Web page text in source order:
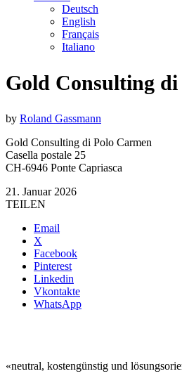
Deutsch
English
Français
Italiano
Gold Consulting
by Roland Gassmann
Gold Consulting di Polo Carmen
Casella postale 25
CH-6946 Ponte Capriasca
21. Januar 2026
TEILEN
Email
X
Facebook
Pinterest
Linkedin
Vkontakte
WhatsApp
«neutral, kostengünstig und